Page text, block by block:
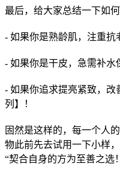
最后，给大家总结一下如
- 如果你是熟龄肌，注重抗
- 如果你是干皮，急需补水
- 如果你追求提亮紧致，改
列】！
固然是这样的，每一个人
物此前先去试用一下小样
“契合自身的方为至善之选